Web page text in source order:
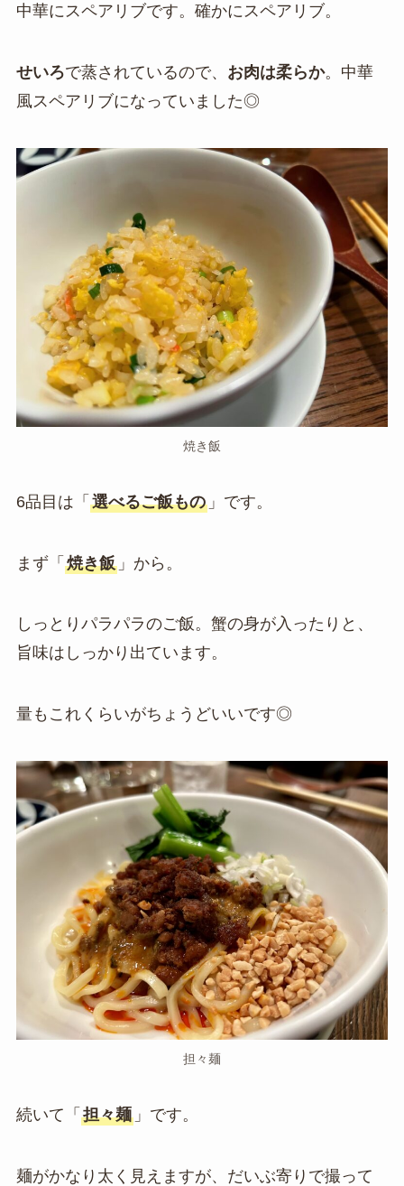
中華にスペアリブです。確かにスペアリブ。
せいろで蒸されているので、 お肉は柔らか。中華
風スペアリブになっていました◎
焼き飯
6品目は「 選べるご飯もの」です。
まず「 焼き飯」から。
しっとりパラパラのご飯。蟹の身が入ったりと、
旨味はしっかり出ています。
量もこれくらいがちょうどいいです◎
担々麺
続いて「 担々麺」です。
麺がかなり太く見えますが、だいぶ寄りで撮って